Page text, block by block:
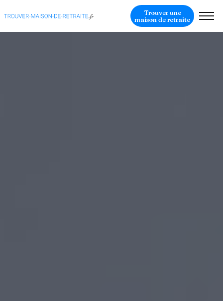
Trouver une
maison de retraite